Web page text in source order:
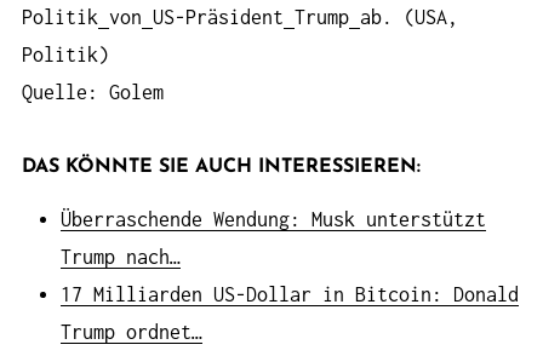
Politik von US-Präsident Trump ab. (USA,
Politik)
Quelle: Golem
DAS KÖNNTE SIE AUCH INTERESSIEREN:
Überraschende Wendung: Musk unterstützt
Trump nach…
17 Milliarden US-Dollar in Bitcoin: Donald
Trump ordnet…